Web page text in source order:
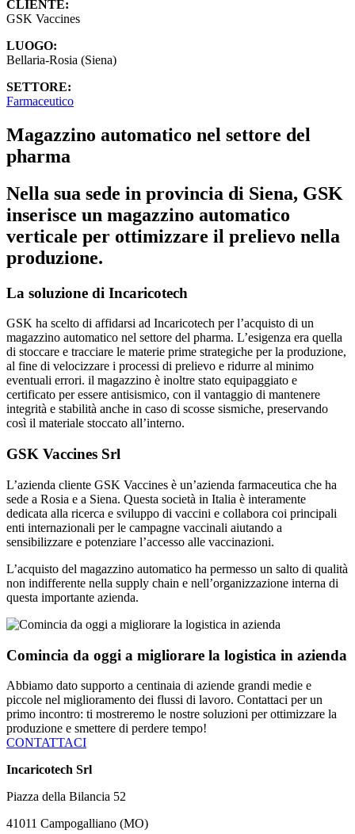
CLIENTE:
GSK Vaccines
LUOGO:
Bellaria-Rosia (Siena)
SETTORE:
Farmaceutico
Magazzino automatico nel settore del
pharma
Nella sua sede in provincia di Siena, GSK
inserisce un magazzino automatico
verticale per ottimizzare il prelievo nella
produzione.
La soluzione di Incaricotech
GSK ha scelto di affidarsi ad Incaricotech per l’acquisto di un
magazzino automatico nel settore del pharma. L’esigenza era quella
di stoccare e tracciare le materie prime strategiche per la produzione,
al fine di velocizzare i processi di prelievo e ridurre al minimo
eventuali errori. il magazzino è inoltre stato equipaggiato e
certificato per essere antisismico, con il vantaggio di mantenere
integrità e stabilità anche in caso di scosse sismiche, preservando
così il materiale stoccato all’interno.
GSK Vaccines Srl
L’azienda cliente GSK Vaccines è un’azienda farmaceutica che ha
sede a Rosia e a Siena. Questa società in Italia è interamente
dedicata alla ricerca e sviluppo di vaccini e collabora coi principali
enti internazionali per le campagne vaccinali aiutando a
sensibilizzare e potenziare l’accesso alle vaccinazioni.
L’acquisto del magazzino automatico ha permesso un salto di qualità
non indifferente nella supply chain e nell’organizzazione interna di
questa importante azienda.
Comincia da oggi a migliorare la logistica in azienda
Abbiamo dato supporto a centinaia di aziende grandi medie e
piccole nel miglioramento dei flussi di lavoro. Contattaci per un
primo incontro: ti mostreremo le nostre soluzioni per ottimizzare la
produzione e smettere di perdere tempo!
CONTATTACI
Incaricotech Srl
Piazza della Bilancia 52
41011 Campogalliano (MO)